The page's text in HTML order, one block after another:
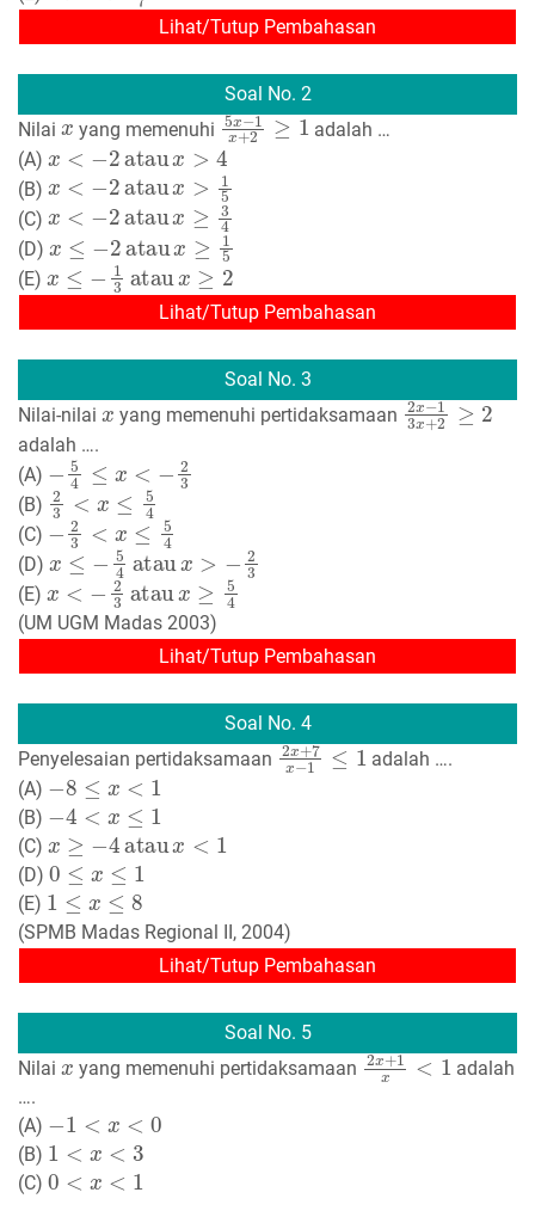
Lihat/Tutup Pembahasan
Soal No. 2
Nilai
x
yang memenuhi
5x−1x+2≥1
adalah …
(A)
x −2ataux>4
(B)
x − ataux>15
(C)
x − ataux≥34
(D)
x − ataux≥15
(E)
x≤ −1 ataux≥2
Lihat/Tutup Pembahasan
Soal No. 3
Nilai-nilai
x
yang memenuhi pertidaksamaan
2x−13x+2≥2
adalah ….
(A)
−54≤ x
(B)
2 3< x≤ 54
(C)
− 23<x ≤5 4
(D)
≤− 4 atau x>
(E)
x< −2 ataux≥54
(UM UGM Madas 2003)
Lihat/Tutup Pembahasan
Soal No. 4
Penyelesaian pertidaksamaan
2x+7x−1≤1
adalah ….
(A)
− 8≤x<1
(B)
4<x≤1
(C)
≥− 4ataux <
(D)
0 ≤x
(E)
1 ≤x ≤8
(SPMB Madas Regional II, 2004)
Lihat/Tutup Pembahasan
Soal No. 5
Nilai
x
yang memenuhi pertidaksamaan
2x+1x<1
adalah
….
(A)
1
(B)
1 <x <3
(C)
0 x <1